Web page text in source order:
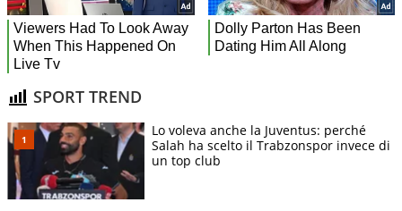
SPORT TREND
Lo voleva anche la Juventus: perché
Salah ha scelto il Trabzonspor invece di
un top club